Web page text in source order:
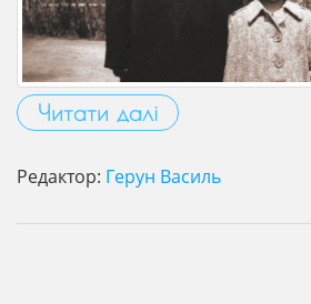
Читати далі
Редактор: Герун Василь